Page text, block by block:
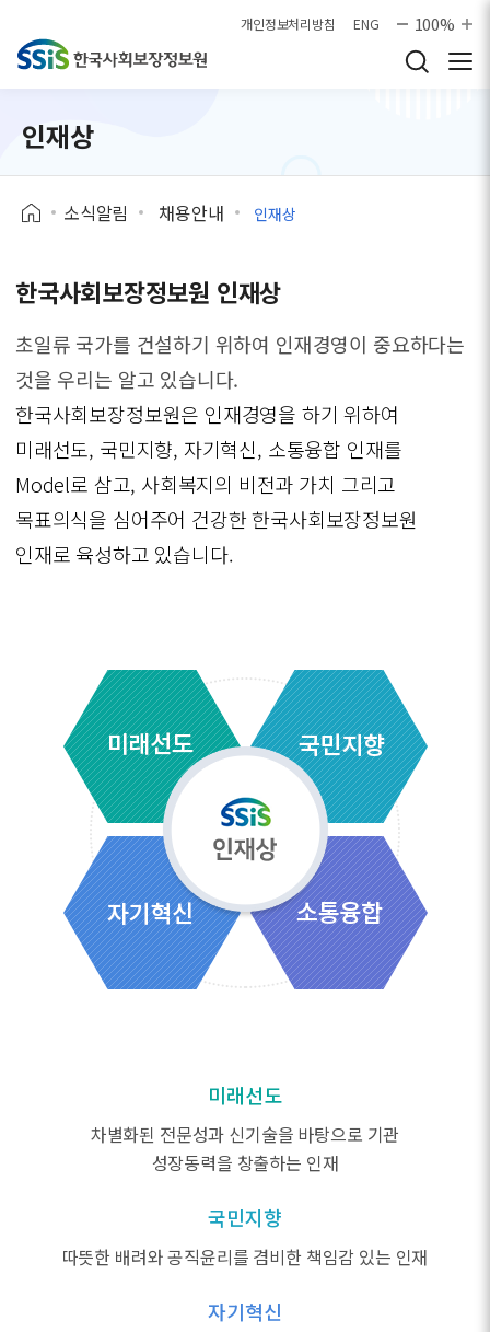
개인정보처리방침 ENG 100%
인재상
소식알림 채용안내 인재상
한국사회보장정보원 인재상
초일류 국가를 건설하기 위하여 인재경영이 중요하다는
것을 우리는 알고 있습니다.
한국사회보장정보원은 인재경영을 하기 위하여
미래선도, 국민지향, 자기혁신, 소통융합 인재를
Model로 삼고, 사회복지의 비전과 가치 그리고
목표의식을 심어주어 건강한 한국사회보장정보원
인재로 육성하고 있습니다.
미래선도
차별화된 전문성과 신기술을 바탕으로 기관
성장동력을 창출하는 인재
국민지향
따뜻한 배려와 공직윤리를 겸비한 책임감 있는 인재
자기혁신